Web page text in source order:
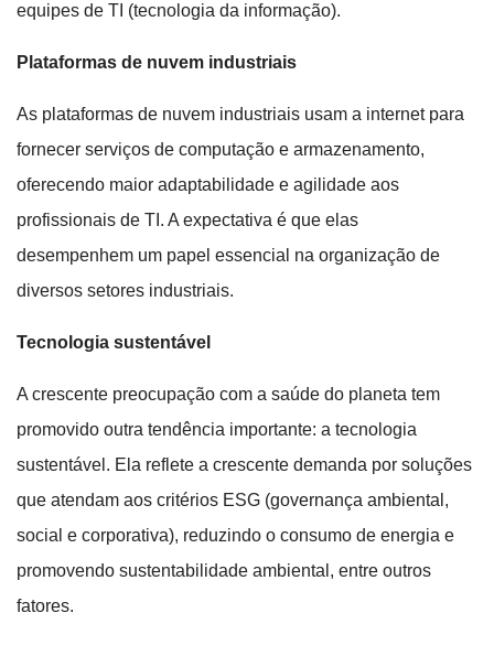
equipes de TI (tecnologia da informação).
Plataformas de nuvem industriais
As plataformas de nuvem industriais usam a internet para
fornecer serviços de computação e armazenamento,
oferecendo maior adaptabilidade e agilidade aos
profissionais de TI. A expectativa é que elas
desempenhem um papel essencial na organização de
diversos setores industriais.
Tecnologia sustentável
A crescente preocupação com a saúde do planeta tem
promovido outra tendência importante: a tecnologia
sustentável. Ela reflete a crescente demanda por soluções
que atendam aos critérios ESG (governança ambiental,
social e corporativa), reduzindo o consumo de energia e
promovendo sustentabilidade ambiental, entre outros
fatores.